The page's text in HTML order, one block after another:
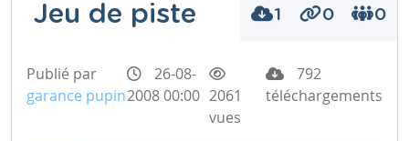
Jeu de piste 1 0 0
Publié par
garance pupin
26-08-
2008 00:00 2061
vues
792
téléchargements